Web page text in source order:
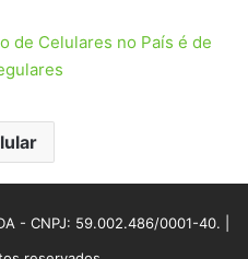
de Celulares no País é de
- CNPJ: 59.002.486/0001-40. |